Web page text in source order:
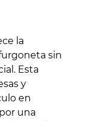
la
sin
Esta
y
en
una